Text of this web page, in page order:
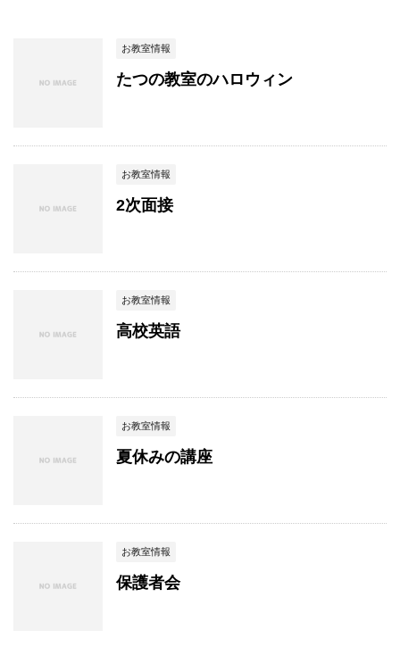
お教室情報
たつの教室のハロウィン
お教室情報
2次面接
お教室情報
高校英語
お教室情報
夏休みの講座
お教室情報
保護者会